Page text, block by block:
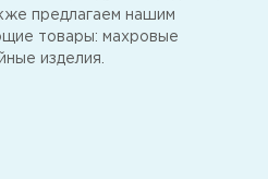
предлагаем нашим
товары: махровые
изделия.